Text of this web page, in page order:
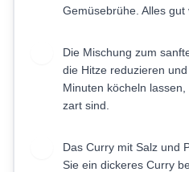
Gemüsebrühe. Alles gut
Die Mischung zum
die Hitze reduzieren
Minuten köcheln
zart sind.
Das Curry mit Salz und
Sie ein dickeres Curry